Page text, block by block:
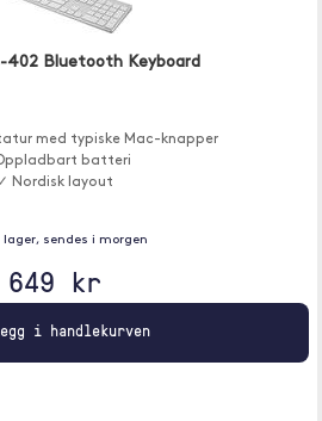
402 Bluetooth Keyboard
med typiske Mac-knapper
batteri
✓ Nordisk layout
lager, sendes i morgen
649 kr
i handlekurven